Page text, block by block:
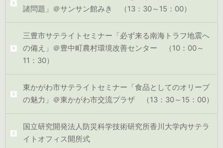
諸問題」＠サンサン館みき （13：30～15：00）
三豊市サテライトセミナー「必ず来る南海トラフ地震へ
の備え」＠豊中町農村環境改善センター （10：00～
11：30）
東かがわ市サテライトセミナー「食品としてのオリーブ
の魅力」＠東かがわ市交流プラザ （13：30～15：00）
国立研究開発法人防災科学技術研究所香川大学内サテラ
イトオフィス開所式